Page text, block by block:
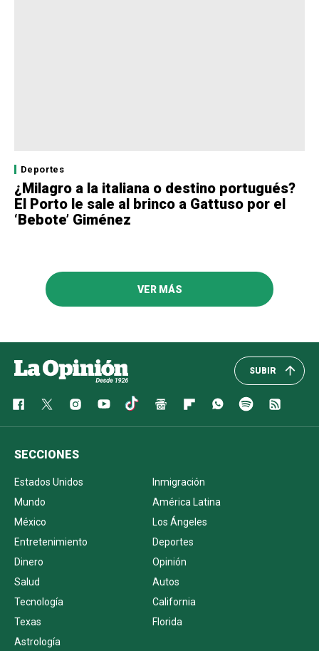
Deportes
¿Milagro a la italiana o destino portugués?
El Porto le sale al brinco a Gattuso por el
‘Bebote’ Giménez
VER MÁS
SUBIR
SECCIONES
Estados Unidos
Inmigración
Mundo
América Latina
México
Los Ángeles
Entretenimiento
Deportes
Dinero
Opinión
Salud
Autos
Tecnología
California
Texas
Florida
Astrología